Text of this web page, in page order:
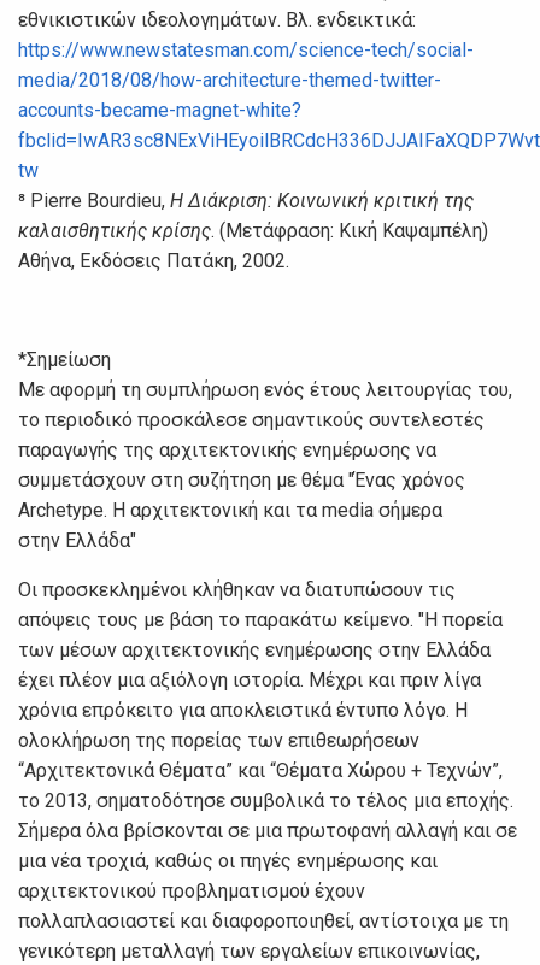
εθνικιστικών ιδεολογημάτων. Βλ. ενδεικτικά:
https://www.newstatesman.com/science-tech/social-
media/2018/08/how-architecture-themed-twitter-
accounts-became-magnet-white?
tw
⁸ Pierre Bourdieu, Η Διάκριση: Κοινωνική κριτική της
καλαισθητικής κρίσης. (Μετάφραση: Κική Καψαμπέλη)
Αθήνα, Εκδόσεις Πατάκη, 2002.
*Σημείωση
Με αφορμή τη συμπλήρωση ενός έτους λειτουργίας του,
το περιοδικό προσκάλεσε σημαντικούς συντελεστές
παραγωγής της αρχιτεκτονικής ενημέρωσης να
συμμετάσχουν στη συζήτηση με θέμα "Ένας χρόνος
Archetype. Η αρχιτεκτονική και τα media σήμερα
στην Ελλάδα"
Οι προσκεκλημένοι κλήθηκαν να διατυπώσουν τις
απόψεις τους με βάση το παρακάτω κείμενο. "Η πορεία
των μέσων αρχιτεκτονικής ενημέρωσης στην Ελλάδα
έχει πλέον μια αξιόλογη ιστορία. Μέχρι και πριν λίγα
χρόνια επρόκειτο για αποκλειστικά έντυπο λόγο. Η
ολοκλήρωση της πορείας των επιθεωρήσεων
“Αρχιτεκτονικά Θέματα” και “Θέματα Χώρου + Τεχνών”,
το 2013, σηματοδότησε συμβολικά το τέλος μια εποχής.
Σήμερα όλα βρίσκονται σε μια πρωτοφανή αλλαγή και σε
μια νέα τροχιά, καθώς οι πηγές ενημέρωσης και
αρχιτεκτονικού προβληματισμού έχουν
πολλαπλασιαστεί και διαφοροποιηθεί, αντίστοιχα με τη
γενικότερη μεταλλαγή των εργαλείων επικοινωνίας,